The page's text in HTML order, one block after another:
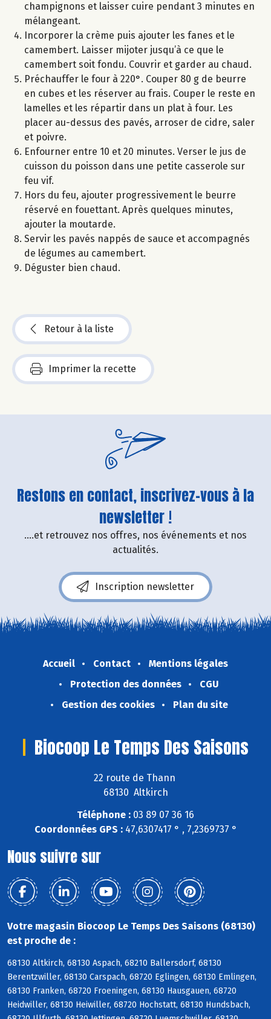
champignons et laisser cuire pendant 3 minutes en
mélangeant.
Incorporer la crème puis ajouter les fanes et le
camembert. Laisser mijoter jusqu’à ce que le
camembert soit fondu. Couvrir et garder au chaud.
Préchauffer le four à 220°. Couper 80 g de beurre
en cubes et les réserver au frais. Couper le reste en
lamelles et les répartir dans un plat à four. Les
placer au-dessus des pavés, arroser de cidre, saler
et poivre.
Enfourner entre 10 et 20 minutes. Verser le jus de
cuisson du poisson dans une petite casserole sur
feu vif.
Hors du feu, ajouter progressivement le beurre
réservé en fouettant. Après quelques minutes,
ajouter la moutarde.
Servir les pavés nappés de sauce et accompagnés
de légumes au camembert.
Déguster bien chaud.
Retour à la liste
Imprimer la recette
Restons en contact, inscrivez-vous à la
newsletter !
....et retrouvez nos offres, nos événements et nos
actualités.
Inscription newsletter
Accueil Contact
Mentions légales
Protection des données
CGU
Gestion des cookies
Plan du site
Biocoop Le Temps Des Saisons
22 route de Thann
68130 Altkirch
Téléphone : 03 89 07 36 16
Coordonnées GPS :47,6307417 ° , 7,2369737 °
Nous suivre sur
Votre magasin Biocoop Le Temps Des Saisons (68130)
est proche de :
68130 Altkirch, 68130 Aspach, 68210 Ballersdorf, 68130
Berentzwiller, 68130 Carspach, 68720 Eglingen, 68130 Emlingen,
68130 Franken, 68720 Froeningen, 68130 Hausgauen, 68720
Heidwiller, 68130 Heiwiller, 68720 Hochstatt, 68130 Hundsbach,